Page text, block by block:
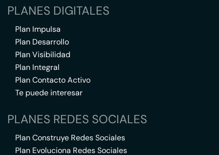
PLANES DIGITALES
Plan Impulsa
Plan Desarrollo
Plan Visibilidad
Plan Integral
Plan Contacto Activo
Te puede interesar
PLANES REDES SOCIALES
Plan Construye Redes Sociales
Plan Evoluciona Redes Sociales